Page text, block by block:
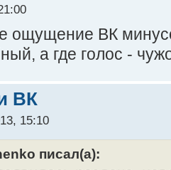
ощущение ВК
а где голос -
ВК
15:10
писал(а):